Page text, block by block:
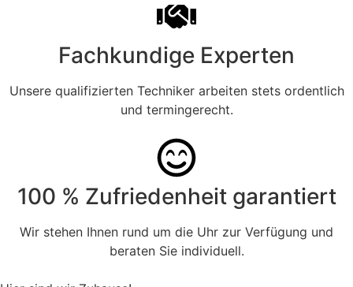
Fachkundige Experten
Unsere qualifizierten Techniker arbeiten stets ordentlich
und termingerecht.
100 % Zufriedenheit garantiert
Wir stehen Ihnen rund um die Uhr zur Verfügung und
beraten Sie individuell.